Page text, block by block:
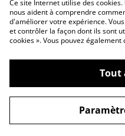
confidentialité
©2026Les Kréa's
Ce site Internet utilise des
nous aident à comprendre
d'améliorer votre expérience.
et contrôler la façon dont ils sont
cookies ». Vous pouvez
Tout